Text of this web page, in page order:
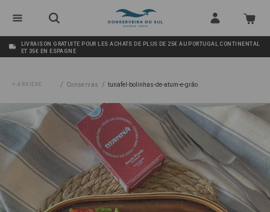
LIVRAISON GRATUITE POUR LES ACHATS DE PLUS DE 25€ AU PORTUGAL CONTINENTAL
ET 35€ EN ESPAGNE
ARRIÈRE / Conservas / tunafel-bolinhas-de-atum-e-grão